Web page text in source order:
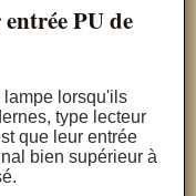
PU de
lampe lorsqu'ils
type lecteur
que leur entrée
bien supérieur à